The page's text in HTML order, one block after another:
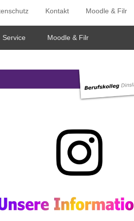
Kontakt Moodle & Filr
Service Moodle & Filr